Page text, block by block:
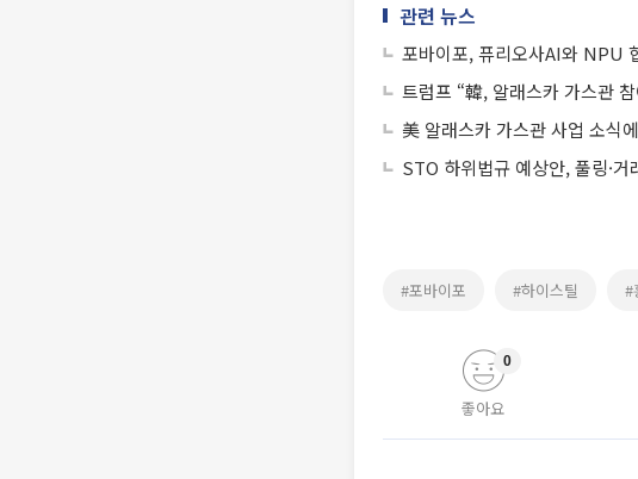
관련 뉴스
포바이포, 퓨리오사AI와 NPU
트럼프 “韓, 알래스카 가스관
美 알래스카 가스관 사업 소식
STO 하위법규 예상안, 풀링·거
#포바이포 #하이스틸 #
좋아요
0